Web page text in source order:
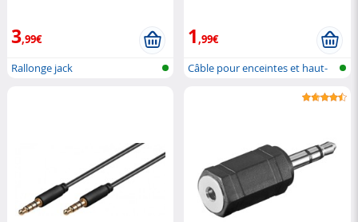
3,99€
Rallonge jack
1,99€
Câble pour enceintes et haut-